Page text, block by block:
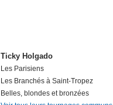
Ticky Holgado
Les Parisiens
Les Branchés à Saint-Tropez
Belles, blondes et bronzées